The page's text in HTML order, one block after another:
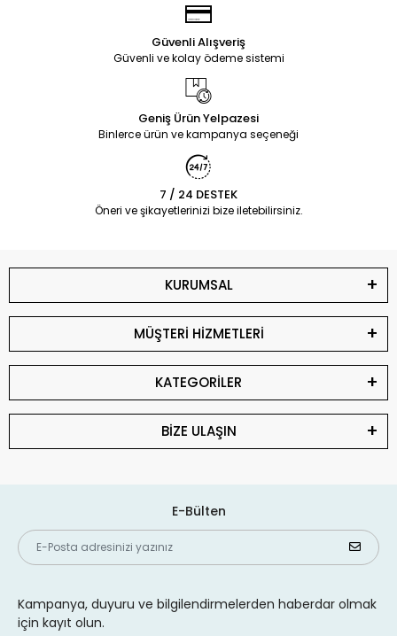
Güvenli Alışveriş
Güvenli ve kolay ödeme sistemi
Geniş Ürün Yelpazesi
Binlerce ürün ve kampanya seçeneği
7 / 24 DESTEK
Öneri ve şikayetlerinizi bize iletebilirsiniz.
KURUMSAL
MÜŞTERİ HİZMETLERİ
KATEGORİLER
BİZE ULAŞIN
E-Bülten
Kampanya, duyuru ve bilgilendirmelerden haberdar olmak
için kayıt olun.